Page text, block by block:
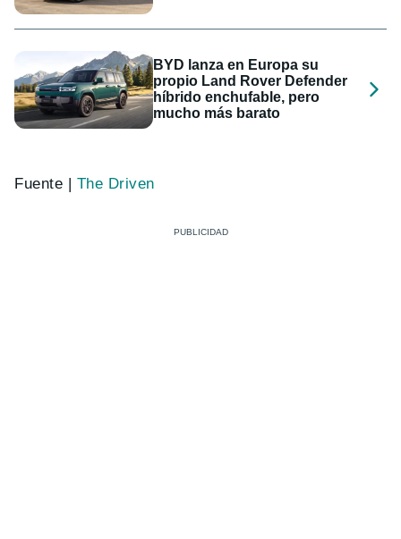
BYD lanza en Europa su
propio Land Rover Defender
híbrido enchufable, pero
mucho más barato
Fuente | The Driven